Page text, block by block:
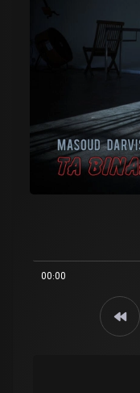
00:00